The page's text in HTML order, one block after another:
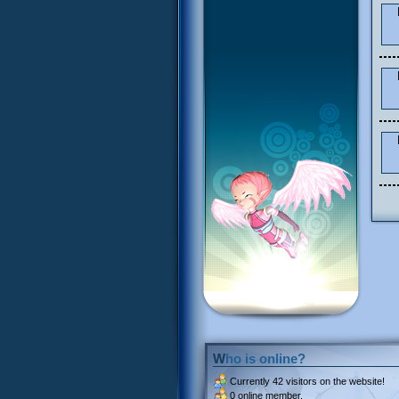
Who is online?
Currently 42 visitors on the website!
0 online member.